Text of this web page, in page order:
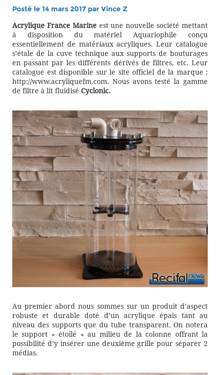
Posté le 14 mars 2017 par Vince Z
Acrylique France Marineest une nouvelle société mettant
à disposition du matériel Aquariophile conçu
essentiellement de matériaux acryliques. Leur catalogue
s’étale de la cuve technique aux supports de bouturages
en passant par les différents dérivés de filtres, etc. Leur
catalogue est disponible sur le site officiel de la marque :
http://www.acryliquefm.com. Nous avons testé la gamme
de filtre à lit fluidisé Cyclonic.
Au premier abord nous sommes sur un produit d’aspect
robuste et durable doté d’un acrylique épais tant au
niveau des supports que du tube transparent. On notera
le support « étoilé » au milieu de la colonne offrant la
possibilité d’y insérer une deuxième grille pour séparer 2
médias.